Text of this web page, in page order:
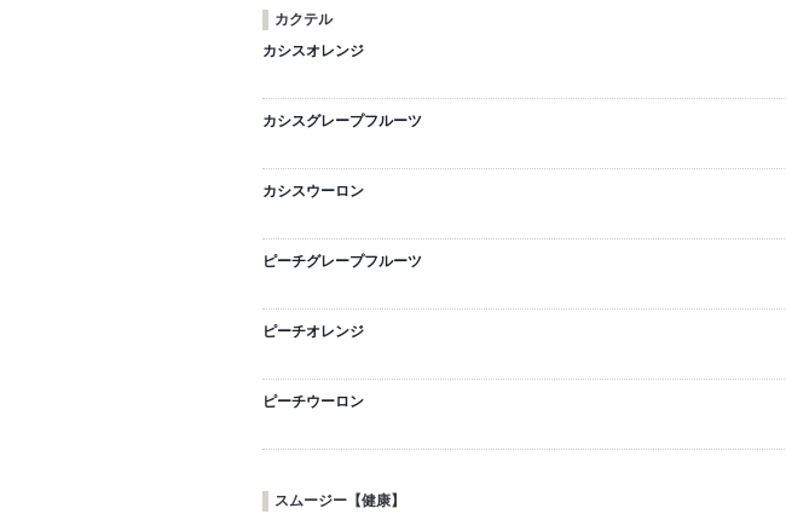
カクテル
カシスオレンジ
カシスグレープフルーツ
カシスウーロン
ピーチグレープフルーツ
ピーチオレンジ
ピーチウーロン
スムージー【健康】